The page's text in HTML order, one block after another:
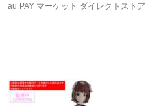
au PAY マーケット ダイレクトストア